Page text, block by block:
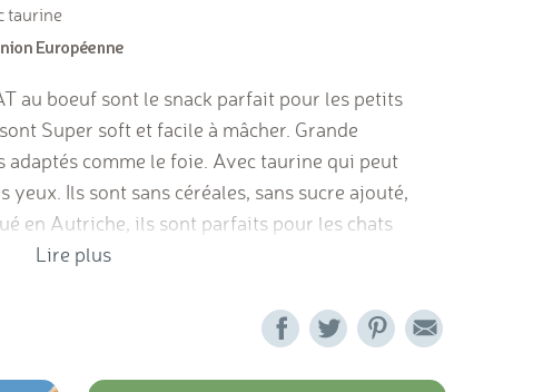
taurine
au boeuf sont le snack parfait pour les petits
Super soft et facile à mâcher. Grande
adaptés comme le foie. Avec taurine qui peut
Ils sont sans céréales, sans sucre ajouté,
en Autriche, ils sont parfaits pour les chats
céréales*, glycérine, sucres ajoutés, tests sur les
Lire plus